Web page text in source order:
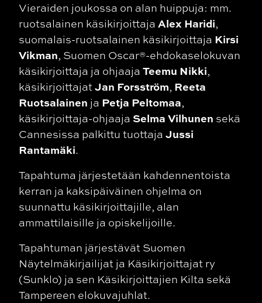
Vieraiden joukossa on alan huippuja: mm.
ruotsalainen käsikirjoittaja Alex Haridi,
suomalais-ruotsalainen käsikirjoittaja Kirsi
Vikman, Suomen Oscar®-ehdokaselokuvan
käsikirjoittaja ja ohjaaja Teemu Nikki,
käsikirjoittajatJan Forsström, Reeta
Ruotsalainen ja Petja Peltomaa,
käsikirjoittaja-ohjaaja Selma Vilhunen sekä
Cannesissa palkittu tuottaja Jussi
Rantamäki.
Tapahtuma järjestetään kahdennentoista
kerran ja kaksipäiväinen ohjelma on
suunnattu käsikirjoittajille, alan
ammattilaisille ja opiskelijoille.
Tapahtuman järjestävät Suomen
Näytelmäkirjailijat ja Käsikirjoittajat ry
(Sunklo) ja sen Käsikirjoittajien Kilta sekä
Tampereen elokuvajuhlat.